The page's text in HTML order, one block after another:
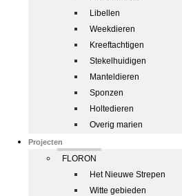
Libellen
Weekdieren
Kreeftachtigen
Stekelhuidigen
Manteldieren
Sponzen
Holtedieren
Overig marien
Projecten
FLORON
Het Nieuwe Strepen
Witte gebieden